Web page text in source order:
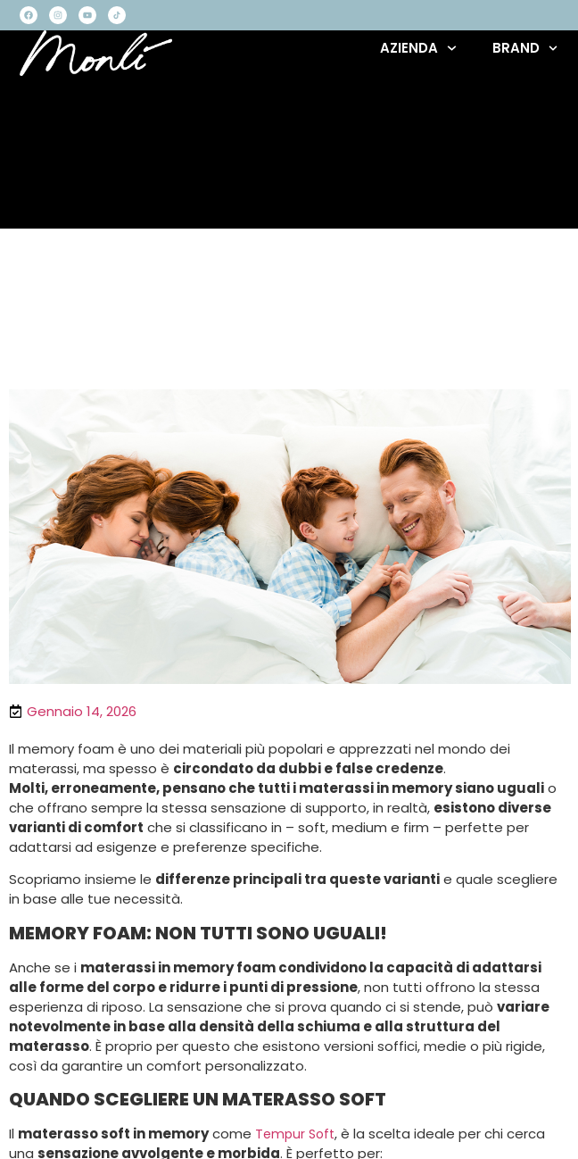
AZIENDA
BRAND
Gennaio 14, 2026
Il memory foam è uno dei materiali più popolari e apprezzati nel mondo dei
materassi, ma spesso è circondato da dubbi e false credenze.
Molti, erroneamente, pensano che tutti i materassi in memory siano ugualio
che offrano sempre la stessa sensazione di supporto, in realtà, esistono diverse
varianti di comfort che si classificano in – soft, medium e firm – perfette per
adattarsi ad esigenze e preferenze specifiche.
Scopriamo insieme le differenze principali tra queste variantie quale scegliere
in base alle tue necessità.
MEMORY FOAM: NON TUTTI SONO UGUALI!
Anche se i materassi in memory foam condividono la capacità di adattarsi
alle forme del corpo e ridurre i punti di pressione, non tutti offrono la stessa
esperienza di riposo. La sensazione che si prova quando ci si stende, può variare
notevolmente in base alla densità della schiuma e alla struttura del
materasso. È proprio per questo che esistono versioni soffici, medie o più rigide,
così da garantire un comfort personalizzato.
QUANDO SCEGLIERE UN MATERASSO SOFT
Il materasso soft in memorycome Tempur Soft, è la scelta ideale per chi cerca
una sensazione avvolgente e morbida. È perfetto per: